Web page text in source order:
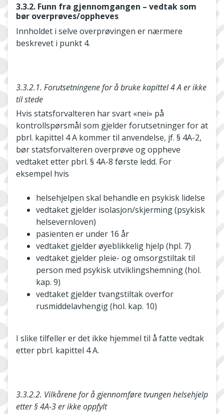
3.3.2. Funn fra gjennomgangen – vedtak som
bør overprøves/oppheves
Innholdet i selve overprøvingen er nærmere
beskrevet i punkt 4.
3.3.2.1. Forutsetningene for å bruke kapittel 4 A er ikke
til stede
Hvis statsforvalteren har svart «nei» på
kontrollspørsmål som gjelder forutsetninger for at
pbrl. kapittel 4 A kommer til anvendelse, jf. § 4A-2,
bør statsforvalteren overprøve og oppheve
vedtaket etter pbrl. § 4A-8 første ledd. For
eksempel hvis
helsehjelpen skal behandle en psykisk lidelse
vedtaket gjelder isolasjon/skjerming (psykisk
helsevernloven)
pasienten er under 16 år
vedtaket gjelder øyeblikkelig hjelp (hpl. 7)
vedtaket gjelder pleie- og omsorgstiltak til
person med psykisk utviklingshemning (hol.
kap. 9)
vedtaket gjelder tvangstiltak overfor
rusmiddelavhengig (hol. kap. 10)
I slike tilfeller er det ikke hjemmel til å fatte vedtak
etter pbrl. kapittel 4 A.
3.3.2.2. Vilkårene for å gjennomføre tvungen helsehjelp
etter § 4A-3 er ikke oppfylt